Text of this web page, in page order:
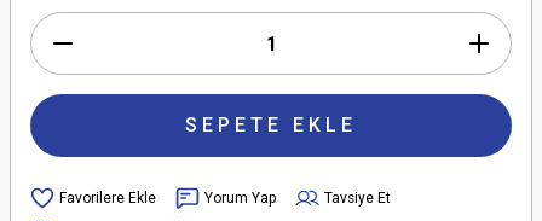
SEPETE EKLE
Yorum Yap
Tavsiye Et